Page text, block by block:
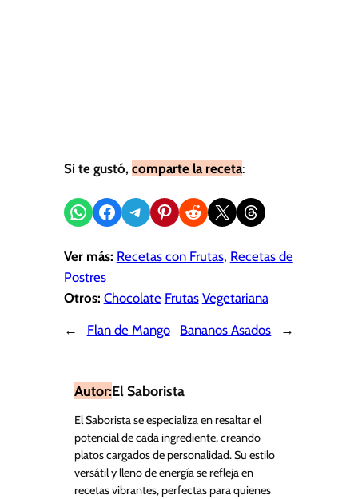
Si te gustó, comparte la receta:
Compartir en WhatsApp
Compartir en Facebook
Compartir en Telegram
Compartir en Pinterest
Compartir en Reddit
Compartir en X Share on Threads
Ver más: Recetas con Frutas, Recetas de
Postres
Otros: Chocolate Frutas Vegetariana
←
Flan de Mango Bananos Asados →
Autor:El Saborista
El Saborista se especializa en resaltar el
potencial de cada ingrediente, creando
platos cargados de personalidad. Su estilo
versátil y lleno de energía se refleja en
recetas vibrantes, perfectas para quienes